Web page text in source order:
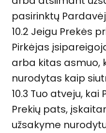
pasirinktų
10.2 Jeigu Prekės
Pirkėjas
arba kitas asmuo,
nurodytas kaip
10.3 Tuo atveju,
Prekių pats,
užsakyme